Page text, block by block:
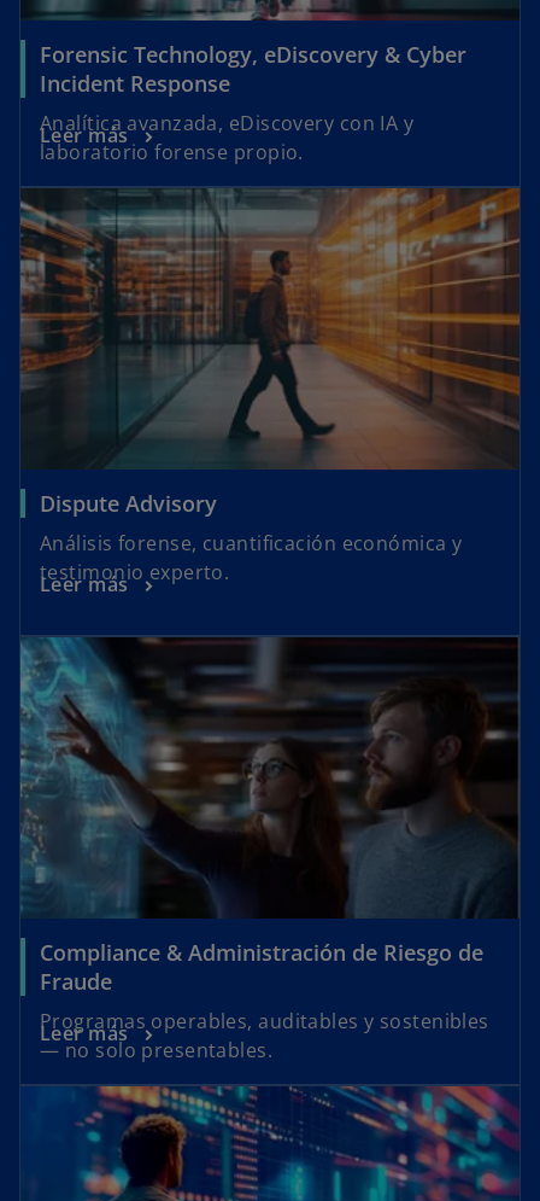
Forensic Technology, eDiscovery & Cyber
Incident Response
Analítica avanzada, eDiscovery con IA y
laboratorio forense propio.
Leer más
Dispute Advisory
Análisis forense, cuantificación económica y
testimonio experto.
Leer más
Compliance & Administración de Riesgo de
Fraude
Programas operables, auditables y sostenibles
— no solo presentables.
Leer más